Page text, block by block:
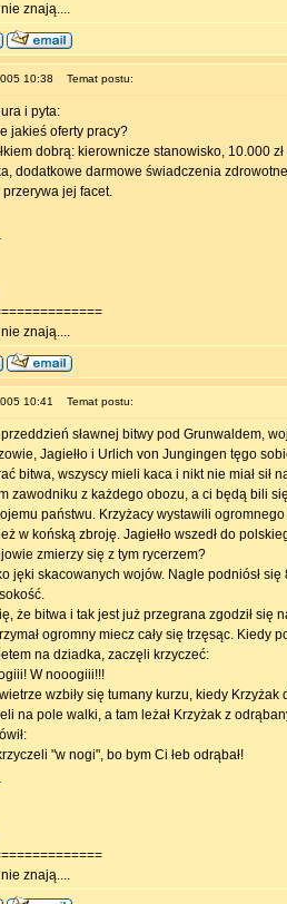
znają....
10:38 Temat postu:
i pyta:
jakieś oferty pracy?
dobrą: kierownicze stanowisko, 10.000
dodatkowe darmowe świadczenia
jej facet.
znają....
10:41 Temat postu:
sławnej bitwy pod Grunwaldem,
Jagiełło i Urlich von Jungingen tęgo
bitwa, wszyscy mieli kaca i nikt nie miał sił
zawodniku z każdego obozu, a ci będą bili
państwu. Krzyżacy wystawili
w końską zbroję. Jagiełło wszedł do
zmierzy się z tym rycerzem?
jęki skacowanych wojów. Nagle podniósł
że bitwa i tak jest już przegrana zgodził się
ogromny miecz cały się trzęsąc. Kiedy
na dziadka, zaczęli krzyczeć:
W nooogiii!!!
wzbiły się tumany kurzu, kiedy Krzyżak
na pole walki, a tam leżał Krzyżak z
"w nogi", bo bym Ci łeb odrąbał!
znają....